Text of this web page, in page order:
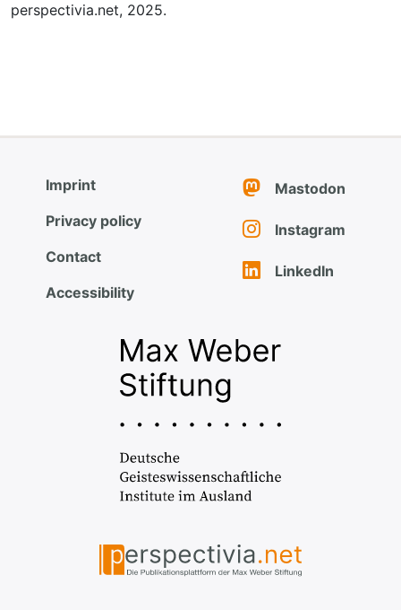
perspectivia.net, 2025.
Imprint
Privacy policy
Contact
Accessibility
Mastodon
Instagram
LinkedIn